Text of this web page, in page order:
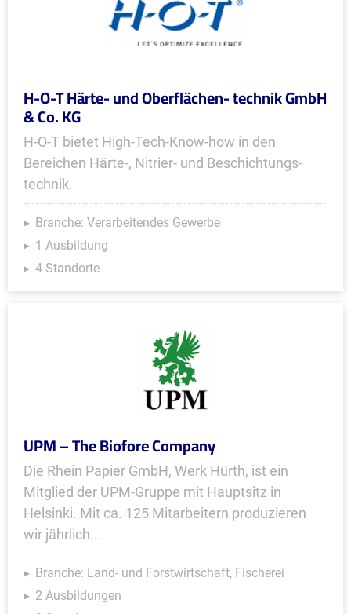
H-O-T Härte- und Oberflächen- technik GmbH
& Co. KG
H-O-T bietet High-Tech-Know-how in den
Bereichen Härte-, Nitrier- und Beschich­tungs­
technik.
Branche: Verarbeitendes Gewerbe
1 Ausbildung
4 Standorte
UPM – The Biofore Company
Die Rhein Papier GmbH, Werk Hürth, ist ein
Mitglied der UPM-Gruppe mit Hauptsitz in
Helsinki. Mit ca. 125 Mitarbeitern produ­zieren
wir jährlich...
Branche: Land- und Forstwirtschaft, Fischerei
2 Ausbildungen